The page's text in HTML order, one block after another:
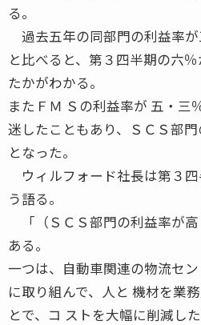
る。
過去五年の同部門の利益率
と比べると、第３四半期の六
たかがわかる。
またＦＭ Ｓの利益率が 五・三
迷したこともあり、ＳＣＳ部
となった。
ウィルフォード社長は第３
う語る。
「（ＳＣＳ部門の利益率が
ある。
一つは、自動車関連の物流セ
に取り組んで、人と 機材を業
とで、コ ストを大幅に削減した